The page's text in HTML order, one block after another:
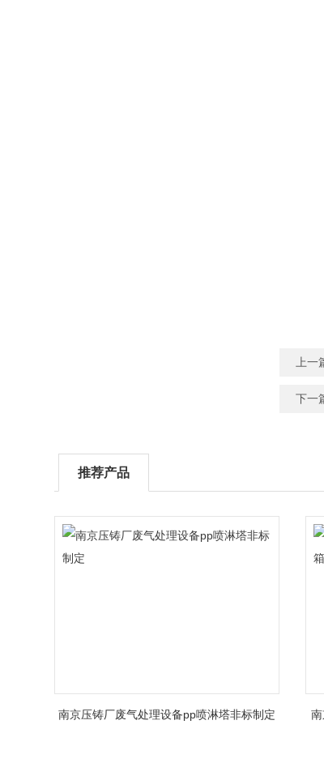
上一
下一
推荐产品
南京压铸厂废气处理设备pp喷淋塔非标制定